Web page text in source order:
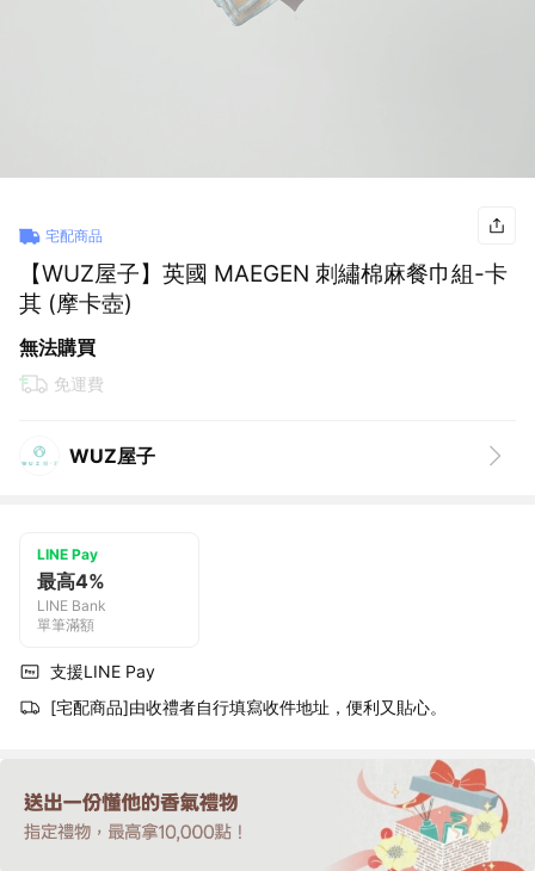
宅配商品
【WUZ屋子】英國 MAEGEN 刺繡棉麻餐巾組-卡
其 (摩卡壺)
無法購買
免運費
WUZ屋子
LINE Pay
最高4%
LINE Bank
單筆滿額
支援LINE Pay
[宅配商品]由收禮者自行填寫收件地址，便利又貼心。